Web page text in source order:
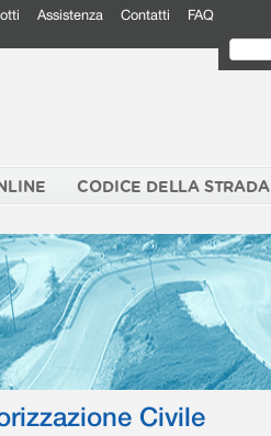
Assistenza Contatti FAQ
CODICE DELLA STRADA
Civile